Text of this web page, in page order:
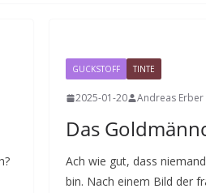
GUCKSTOFF TINTE
2025-01-20 Andreas Erber
Das
Ach wie gut, dass
bin. Nach einem Bild der